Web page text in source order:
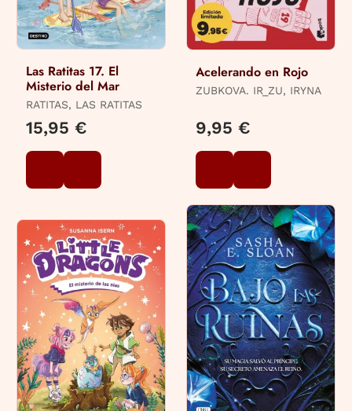
Las Ratitas 17. El
Misterio del Mar
RATITAS, LAS RATITAS
15,95 €
Acelerando en Rojo
ZUBKOVA. IR_ZU, IRYNA
9,95 €